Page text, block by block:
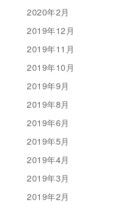
2020年2月
2019年12月
2019年11月
2019年10月
2019年9月
2019年8月
2019年6月
2019年5月
2019年4月
2019年3月
2019年2月